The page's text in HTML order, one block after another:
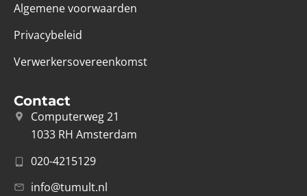
Algemene voorwaarden
Privacybeleid
Verwerkersovereenkomst
Contact
Computerweg 21
1033 RH Amsterdam
020-4215129
info@tumult.nl